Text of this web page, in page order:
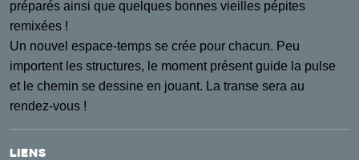
préparés ainsi que quelques bonnes vieilles pépites
remixées !
Un nouvel espace-temps se crée pour chacun. Peu
importent les structures, le moment présent guide la pulse
et le chemin se dessine en jouant. La transe sera au
rendez-vous !
Liens